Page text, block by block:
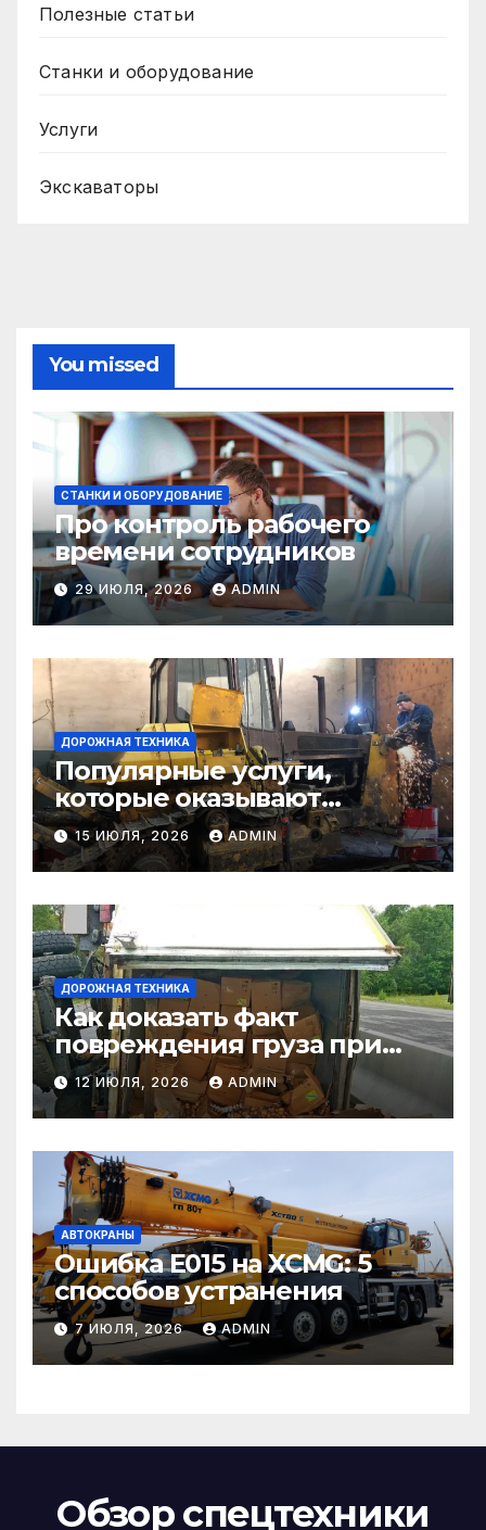
Полезные статьи
Станки и оборудование
Услуги
Экскаваторы
You missed
СТАНКИ И ОБОРУДОВАНИЕ
Про контроль рабочего
времени сотрудников
29 ИЮЛЯ, 2026 ADMIN
ДОРОЖНАЯ ТЕХНИКА
Популярные услуги,
которые оказывают
самосвалы в строительстве
и логистике
15 ИЮЛЯ, 2026 ADMIN
ДОРОЖНАЯ ТЕХНИКА
Как доказать факт
повреждения груза при
страховом случае
12 ИЮЛЯ, 2026 ADMIN
АВТОКРАНЫ
Ошибка E015 на XCMG: 5
способов устранения
7 ИЮЛЯ, 2026 ADMIN
Обзор спецтехники